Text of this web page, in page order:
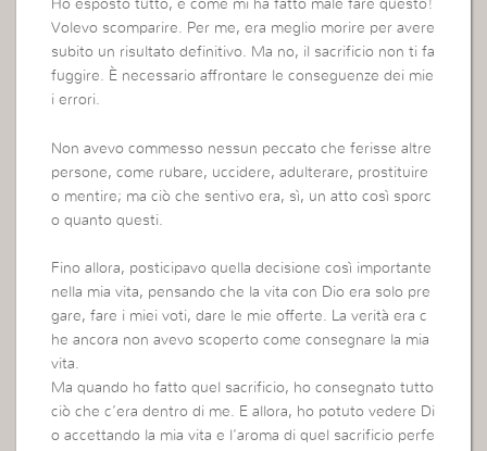
Ho esposto tutto, e come mi ha fatto male fare questo!
Volevo scomparire. Per me, era meglio morire per avere
subito un risultato definitivo. Ma no, il sacrificio non ti fa
fuggire. È necessario affrontare le conseguenze dei mie
i errori.
Non avevo commesso nessun peccato che ferisse altre
persone, come rubare, uccidere, adulterare, prostituire
o mentire; ma ciò che sentivo era, sì, un atto così sporc
o quanto questi.
Fino allora, posticipavo quella decisione così importante
nella mia vita, pensando che la vita con Dio era solo pre
gare, fare i miei voti, dare le mie offerte. La verità era c
he ancora non avevo scoperto come consegnare la mia
vita.
Ma quando ho fatto quel sacrificio, ho consegnato tutto
ciò che c’era dentro di me. E allora, ho potuto vedere Di
o accettando la mia vita e l’aroma di quel sacrificio perfe